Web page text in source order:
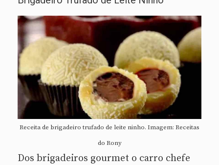
Receita de brigadeiro trufado de leite ninho. Imagem: Receitas
do Rony
Dos brigadeiros gourmet o carro chefe